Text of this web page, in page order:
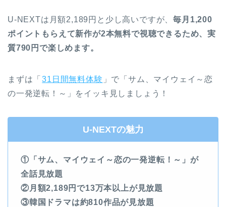
U-NEXTは月額2,189円と少し高いですが、毎月1,200
ポイントもらえて新作が2本無料で視聴できるため、実
質790円で楽しめます。
まずは「 31日間無料体験 」で「サム、マイウェイ～恋
の一発逆転！～」をイッキ見しましょう！
U-NEXTの魅力
①「サム、マイウェイ～恋の一発逆転！～」が
全話見放題
②月額2,189円で13万本以上が見放題
③韓国ドラマは約810作品が見放題